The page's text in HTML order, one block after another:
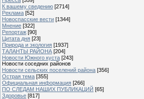
К вашему сведению [2714]
Реклама [52]
Новоспасские вести [1344]
Мнение [322]
Репортаж [90]
Цитата дня [23]
Природа и экология [1937]
ТАЛАНТЫ РАЙОНА [204]
Новости Южного куста [243]
Новости соседних районов
Новости сельских поселений района [356]
Острая тема [355]
Официальная информация [266]
ПО СЛЕДАМ НАШИХ ПУБЛИКАЦИЙ [65]
Здоровье [817]